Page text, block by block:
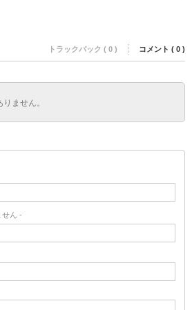
トラックバック ( 0 ) コメント ( 0 )
ません。
せん -